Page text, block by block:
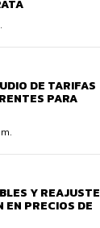
DE TARIFAS
PARA
Y REAJUSTE
EN PRECIOS DE